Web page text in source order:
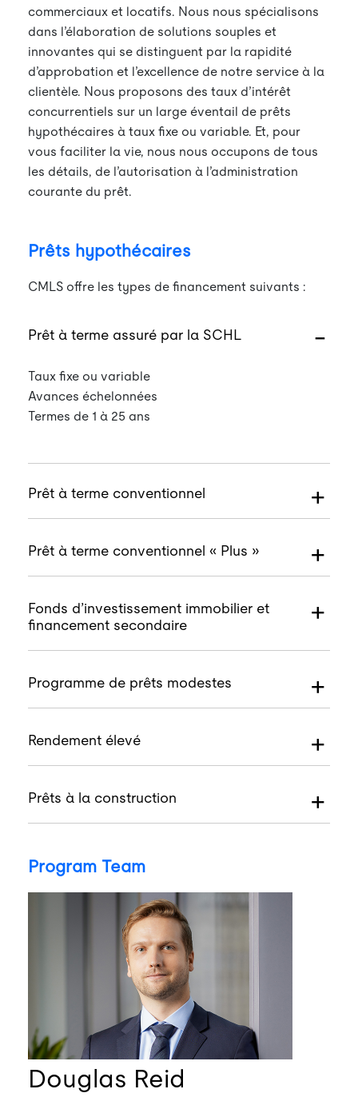
commerciaux et locatifs. Nous nous spécialisons
dans l’élaboration de solutions souples et
innovantes qui se distinguent par la rapidité
d’approbation et l’excellence de notre service à la
clientèle. Nous proposons des taux d’intérêt
concurrentiels sur un large éventail de prêts
hypothécaires à taux fixe ou variable. Et, pour
vous faciliter la vie, nous nous occupons de tous
les détails, de l’autorisation à l’administration
courante du prêt.
Prêts hypothécaires
CMLS offre les types de financement suivants :
Prêt à terme assuré par la SCHL
Taux fixe ou variable
Avances échelonnées
Termes de 1 à 25 ans
Prêt à terme conventionnel
Prêt à terme conventionnel « Plus »
Fonds d’investissement immobilier et
financement secondaire
Programme de prêts modestes
Rendement élevé
Prêts à la construction
Program Team
Douglas Reid